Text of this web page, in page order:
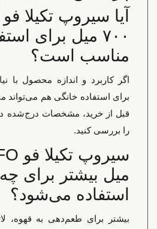
۷۰۰ میل برای
مناسب است؟
اگر کاربرد و اندازه محصول با
برای استفاده خانگی هم می‌تواند
قبل از خرید، مشخصات درج‌شده در
را بررسی کنید.
میل بیشتر برای چه
استفاده می‌شود؟
بیشتر برای طعم‌دهی به قهوه،